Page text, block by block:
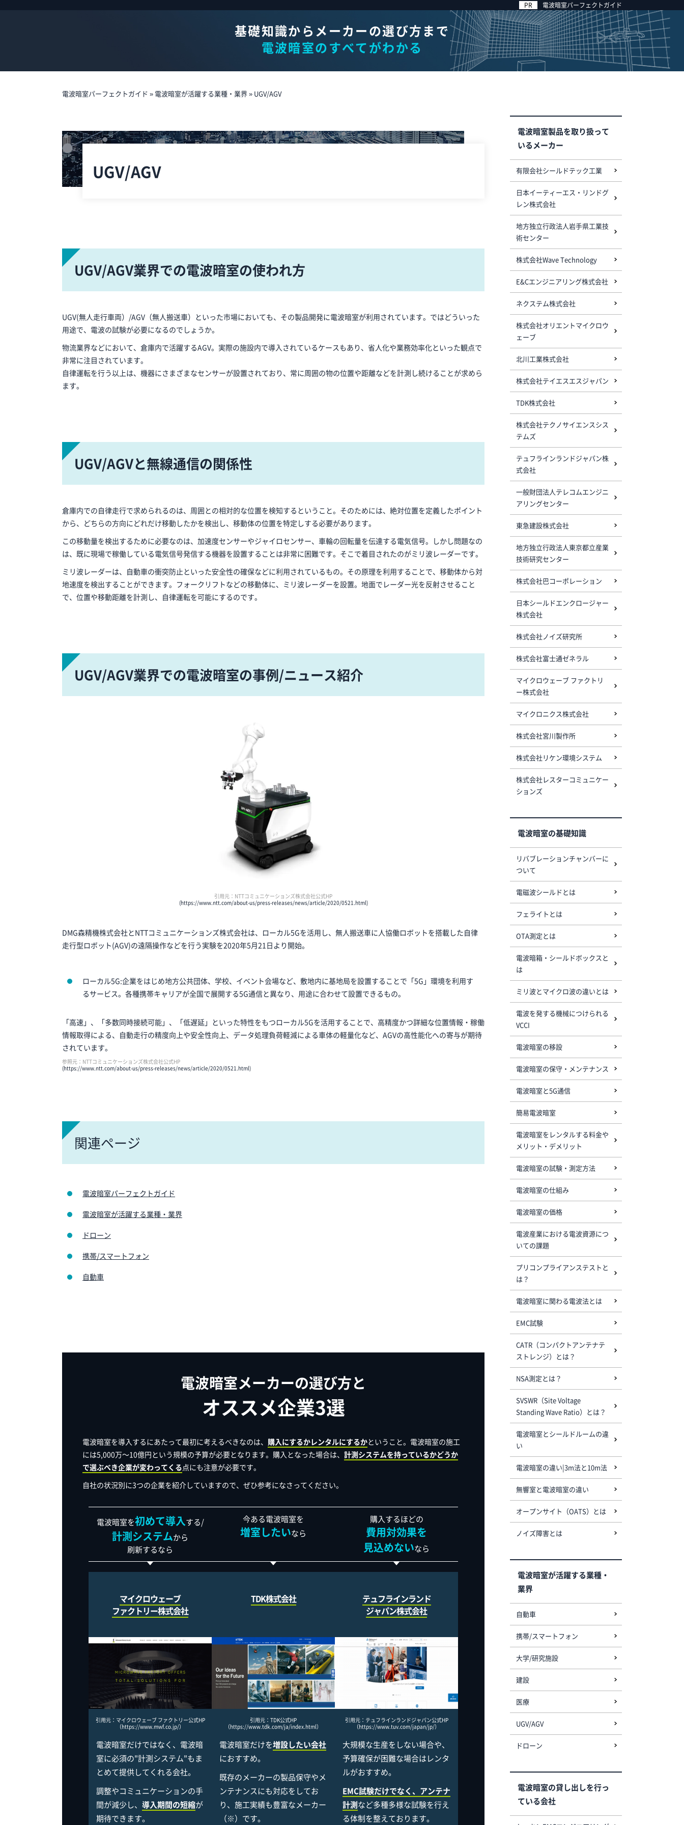
電波暗室パーフェクトガイド
基礎知識からメーカーの選び方まで
電波暗室のすべてがわかる
電波暗室パーフェクトガイド » 電波暗室が活躍する業種・業界» UGV/AGV
UGV/AGV
UGV/AGV業界での電波暗室の使われ方
UGV(無人走行車両）/AGV（無人搬送車）といった市場においても、その製品開発に電波暗室が利用されています。ではどういった
用途で、電波の試験が必要になるのでしょうか。
物流業界などにおいて、倉庫内で活躍するAGV。実際の施設内で導入されているケースもあり、省人化や業務効率化といった観点で
非常に注目されています。
自律運転を行う以上は、機器にさまざまなセンサーが設置されており、常に周囲の物の位置や距離などを計測し続けることが求めら
ます。
UGV/AGVと無線通信の関係性
倉庫内での自律走行で求められるのは、周囲との相対的な位置を検知するということ。そのためには、絶対位置を定義したポイント
から、どちらの方向にどれだけ移動したかを検出し、移動体の位置を特定しする必要があります。
この移動量を検出するために必要なのは、加速度センサーやジャイロセンサー、車輪の回転量を伝達する電気信号。しかし問題なの
は、既に現場で稼働している電気信号発信する機器を設置することは非常に困難です。そこで着目されたのがミリ波レーダーです。
ミリ波レーダーは、自動車の衝突防止といった安全性の確保などに利用されているもの。その原理を利用することで、移動体から対
地速度を検出することができます。フォークリフトなどの移動体に、ミリ波レーダーを設置。地面でレーダー光を反射させること
で、位置や移動距離を計測し、自律運転を可能にするのです。
UGV/AGV業界での電波暗室の事例/ニュース紹介
引用元：NTTコミュニケーションズ株式会社公式HP
(https://www.ntt.com/about-us/press-releases/news/article/2020/0521.html)
DMG森精機株式会社とNTTコミュニケーションズ株式会社は、ローカル5Gを活用し、無人搬送車に人協働ロボットを搭載した自律
走行型ロボット(AGV)の遠隔操作などを行う実験を2020年5月21日より開始。
ローカル5G:企業をはじめ地方公共団体、学校、イベント会場など、敷地内に基地局を設置することで「5G」環境を利用す
るサービス。各種携帯キャリアが全国で展開する5G通信と異なり、用途に合わせて設置できるもの。
「高速」、「多数同時接続可能」、「低遅延」といった特性をもつローカル5Gを活用することで、高精度かつ詳細な位置情報・稼働
情報取得による、自動走行の精度向上や安全性向上、データ処理負荷軽減による車体の軽量化など、AGVの高性能化への寄与が期待
されています。
参照元：NTTコミュニケーションズ株式会社公式HP
(https://www.ntt.com/about-us/press-releases/news/article/2020/0521.html)
関連ページ
電波暗室パーフェクトガイド
電波暗室が活躍する業種・業界
ドローン
携帯/スマートフォン
自動車
電波暗室メーカーの選び方と
オススメ企業3選
電波暗室を導入するにあたって最初に考えるべきなのは、 購入にするかレンタルにするかということ。電波暗室の施工
には5,000万～10億円という規模の予算が必要となります。購入となった場合は、 計測システムを持っているかどうか
で選ぶべき企業が変わってくる点にも注意が必要です。
自社の状況別に3つの企業を紹介していますので、ぜひ参考になさってください。
電波暗室を初めて導入する/
計測システムから
刷新するなら
マイクロウェーブ
ファクトリー株式会社
引用元：マイクロウェーブ ファクトリー公式HP
（https://www.mwf.co.jp/）
電波暗室だけではなく、電波暗
室に必須の"計測システム"もま
とめて提供してくれる会社。
調整やコミュニケーションの手
間が減少し、 導入期間の短縮が
期待できます。
今ある電波暗室を
増室したいなら
TDK株式会社
引用元：TDK公式HP
（https://www.tdk.com/ja/index.html）
電波暗室だけを増設したい会社
におすすめ。
既存のメーカーの製品保守やメ
ンテナンスにも対応をしてお
り、施工実績も豊富なメーカー
（※）です。
購入するほどの
費用対効果を
見込めないなら
テュフラインランド
ジャパン株式会社
引用元：テュフラインランドジャパン公式HP
（https://www.tuv.com/japan/jp/）
大規模な生産をしない場合や、
予算確保が困難な場合はレンタ
ルがおすすめ。
EMC試験だけでなく、アンテナ
計測など多種多様な試験を行え
る体制を整えております。
電波暗室製品を取り扱って
いるメーカー
有限会社シールドテック工業
日本イーティーエス・リンドグ
レン株式会社
地方独立行政法人岩手県工業技
術センター
株式会社Wave Technology
E&Cエンジニアリング株式会社
ネクステム株式会社
株式会社オリエントマイクロウ
ェーブ
北川工業株式会社
株式会社テイエスエスジャパン
TDK株式会社
株式会社テクノサイエンスシス
テムズ
テュフラインランドジャパン株
式会社
一般財団法人テレコムエンジニ
アリングセンター
東急建設株式会社
地方独立行政法人東京都立産業
技術研究センター
株式会社巴コーポレーション
日本シールドエンクロージャー
株式会社
株式会社ノイズ研究所
株式会社富士通ゼネラル
マイクロウェーブ ファクトリ
ー株式会社
マイクロニクス株式会社
株式会社宮川製作所
株式会社リケン環境システム
株式会社レスターコミュニケー
ションズ
電波暗室の基礎知識
リバブレーションチャンバーに
ついて
電磁波シールドとは
フェライトとは
OTA測定とは
電波暗箱・シールドボックスと
は
ミリ波とマイクロ波の違いとは
電波を発する機械につけられる
VCCI
電波暗室の移設
電波暗室の保守・メンテナンス
電波暗室と5G通信
簡易電波暗室
電波暗室をレンタルする料金や
メリット・デメリット
電波暗室の試験・測定方法
電波暗室の仕組み
電波暗室の価格
電波産業における電波資源につ
いての課題
プリコンプライアンステストと
は？
電波暗室に関わる電波法とは
EMC試験
CATR（コンパクトアンテナテ
ストレンジ）とは？
NSA測定とは？
SVSWR（Site Voltage
Standing Wave Ratio）とは？
電波暗室とシールドルームの違
い
電波暗室の違い|3m法と10m法
無響室と電波暗室の違い
オープンサイト（OATS）とは
ノイズ障害とは
電波暗室が活躍する業種・
業界
自動車
携帯/スマートフォン
大学/研究施設
建設
医療
UGV/AGV
ドローン
電波暗室の貸し出しを行っ
ている会社